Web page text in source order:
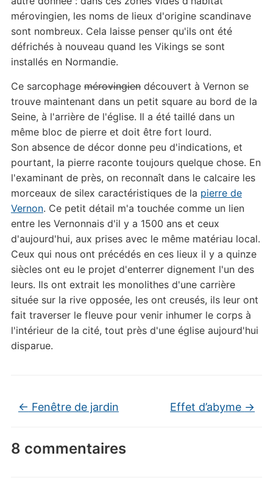
mérovingien, les noms de lieux d'origine scandinave
sont nombreux. Cela laisse penser qu'ils ont été
défrichés à nouveau quand les Vikings se sont
installés en Normandie.
Ce sarcophage mérovingiendécouvert à Vernon se
trouve maintenant dans un petit square au bord de la
Seine, à l'arrière de l'église. Il a été taillé dans un
même bloc de pierre et doit être fort lourd.
Son absence de décor donne peu d'indications, et
pourtant, la pierre raconte toujours quelque chose. En
l'examinant de près, on reconnaît dans le calcaire les
morceaux de silex caractéristiques de la pierre de
Vernon. Ce petit détail m'a touchée comme un lien
entre les Vernonnais d'il y a 1500 ans et ceux
d'aujourd'hui, aux prises avec le même matériau local.
Ceux qui nous ont précédés en ces lieux il y a quinze
siècles ont eu le projet d'enterrer dignement l'un des
leurs. Ils ont extrait les monolithes d'une carrière
située sur la rive opposée, les ont creusés, ils leur ont
fait traverser le fleuve pour venir inhumer le corps à
l'intérieur de la cité, tout près d'une église aujourd'hui
disparue.
← Fenêtre de jardin Effet d’abyme →
8 commentaires